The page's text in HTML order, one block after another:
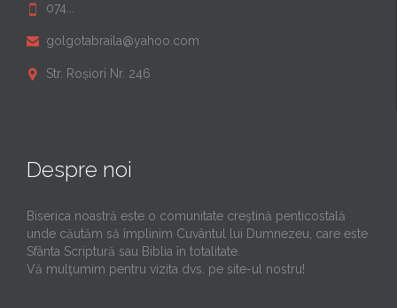
 074...
 golgotabraila@yahoo.com
 Str. Roșiori Nr. 246
Despre noi
Biserica noastră este o comunitate creştină penticostală
unde căutăm să împlinim Cuvântul lui Dumnezeu, care este
Sfânta Scriptură sau Biblia în totalitate.
Vă mulţumim pentru vizita dvs. pe site-ul nostru!